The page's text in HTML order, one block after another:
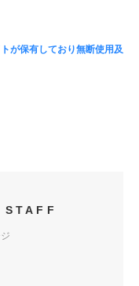
が保有しており無断使用及
STAFF